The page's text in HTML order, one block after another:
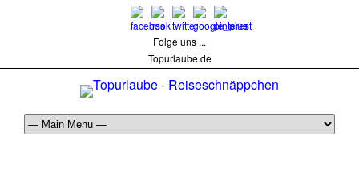
Folge uns ...
Topurlaube.de